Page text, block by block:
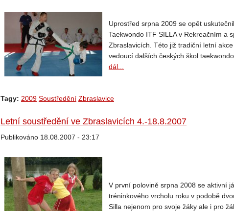
Uprostřed srpna 2009 se opět
Taekwondo ITF SILLA v Rekreačním a
Zbraslavicích. Této již tradiční letní
vedoucí dalších českých škol
dál...
Tagy: 2009 Soustředění Zbraslavice
Letní soustředění ve Zbraslavicích 4.-18.8.2007
Publikováno 18.08.2007 - 23:17
V první polovině srpna 2008 se aktivní
tréninkového vrcholu roku v podobě
Silla nejenom pro svoje žáky ale i pro